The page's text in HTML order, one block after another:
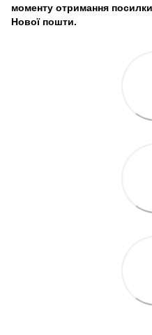
моменту отримання
Нової пошти.